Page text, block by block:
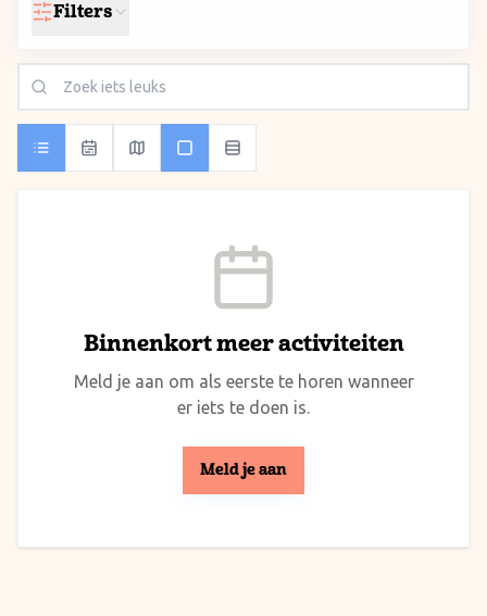
Filters
Binnenkort meer activiteiten
Meld je aan om als eerste te horen wanneer
er iets te doen is.
Meld je aan